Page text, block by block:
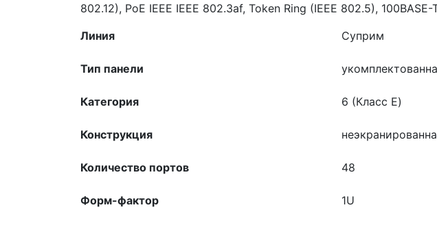
802.12), PoE IEEE IEEE 802.3af, Token Ring (IEEE 802.5),
Линия
Суприм
Тип панели
Категория 6 (Класс E)
Конструкция
Количество портов 48
Форм-фактор 1U